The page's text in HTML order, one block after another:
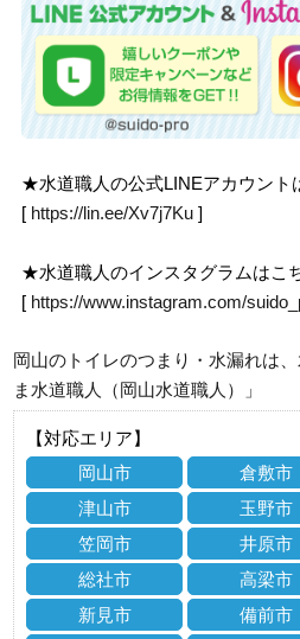
★水道職人の公式LINEアカウント
[ https://lin.ee/Xv7j7Ku ]
★水道職人のインスタグラムはこ
[ https://www.instagram.com/
岡山のトイレのつまり・水漏れは
ま水道職人（岡山水道職人）」
【対応エリア】
岡山市
倉敷市
津山市
玉野市
笠岡市
井原市
総社市
高梁市
新見市
備前市